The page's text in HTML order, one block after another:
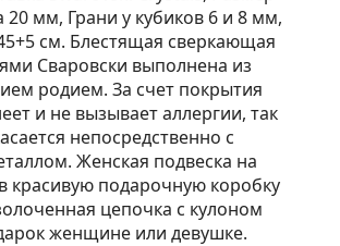
20 мм, Грани у кубиков 6 и 8 мм,
см. Блестящая сверкающая
Сваровски выполнена из
родием. За счет покрытия
и не вызывает аллергии, так
непосредственно с
Женская подвеска на
красивую подарочную коробку
цепочка с кулоном
женщине или девушке.